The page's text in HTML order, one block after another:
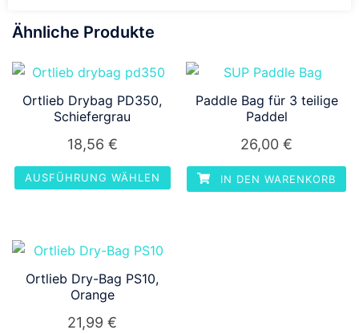
Ähnliche Produkte
Ortlieb Drybag PD350,
Schiefergrau
18,56 €
AUSFÜHRUNG WÄHLEN
weist
mehrere
Varianten
auf.
Paddle Bag für 3 teilige
Paddel
26,00€
IN DEN WARENKORB
Ortlieb Dry-Bag PS10,
Orange
21,99€